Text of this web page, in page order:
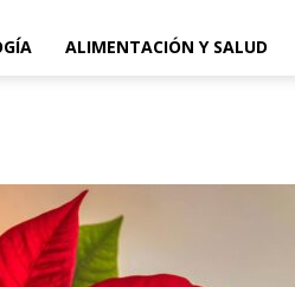
ALIMENTACIÓN Y SALUD